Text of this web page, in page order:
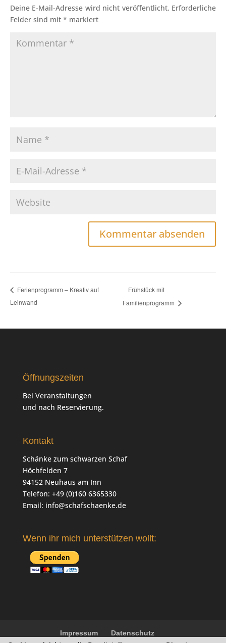
Deine E-Mail-Adresse wird nicht veröffentlicht. Erforderliche
Felder sind mit * markiert
Ferienprogramm – Kreativ auf
Leinwand
Frühstück mit
Familienprogramm
Öffnungszeiten
Bei Veranstaltungen
und nach Reservierung.
Kontakt
Schänke zum schwarzen Schaf
Höchfelden 7
94152 Neuhaus am Inn
Telefon: +49 (0)160 6365330
Email: info@schafschaenke.de
Wenn ihr mich unterstützen wollt:
Impressum Datenschutz